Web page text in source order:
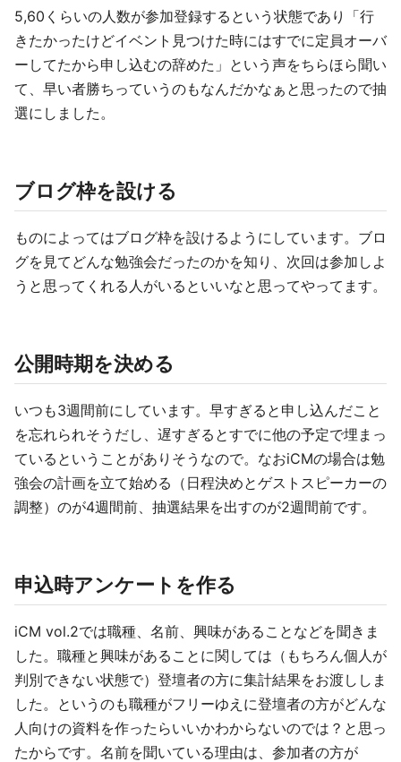
5,60くらいの人数が参加登録するという状態であり「行
きたかったけどイベント見つけた時にはすでに定員オーバ
ーしてたから申し込むの辞めた」という声をちらほら聞い
て、早い者勝ちっていうのもなんだかなぁと思ったので抽
選にしました。
ブログ枠を設ける
ものによってはブログ枠を設けるようにしています。ブロ
グを見てどんな勉強会だったのかを知り、次回は参加しよ
うと思ってくれる人がいるといいなと思ってやってます。
公開時期を決める
いつも3週間前にしています。早すぎると申し込んだこと
を忘れられそうだし、遅すぎるとすでに他の予定で埋まっ
ているということがありそうなので。なおiCMの場合は勉
強会の計画を立て始める（日程決めとゲストスピーカーの
調整）のが4週間前、抽選結果を出すのが2週間前です。
申込時アンケートを作る
iCM vol.2では職種、名前、興味があることなどを聞きま
した。職種と興味があることに関しては（もちろん個人が
判別できない状態で）登壇者の方に集計結果をお渡ししま
した。というのも職種がフリーゆえに登壇者の方がどんな
人向けの資料を作ったらいいかわからないのでは？と思っ
たからです。名前を聞いている理由は、参加者の方が